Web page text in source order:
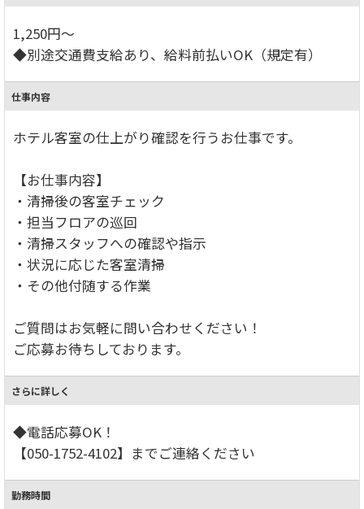
1,250円～
◆別途交通費支給あり、給料前払いOK（規定有）
仕事内容
ホテル客室の仕上がり確認を行うお仕事です。
【お仕事内容】
・清掃後の客室チェック
・担当フロアの巡回
・清掃スタッフへの確認や指示
・状況に応じた客室清掃
・その他付随する作業
ご質問はお気軽に問い合わせください！
ご応募お待ちしております。
さらに詳しく
◆電話応募OK！
【050-1752-4102】までご連絡ください
勤務時間